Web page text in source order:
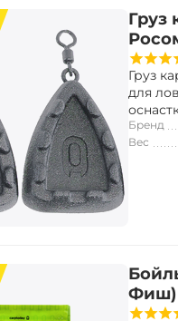
Груз
Груз
для
Бренд
Вес
Фиш)